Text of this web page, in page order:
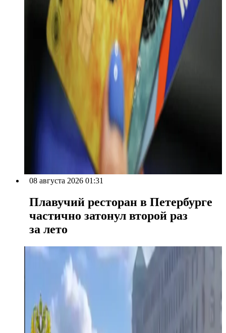
08 августа 2026 01:31
Плавучий ресторан в Петербурге
частично затонул второй раз
за лето